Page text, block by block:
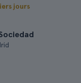
jours